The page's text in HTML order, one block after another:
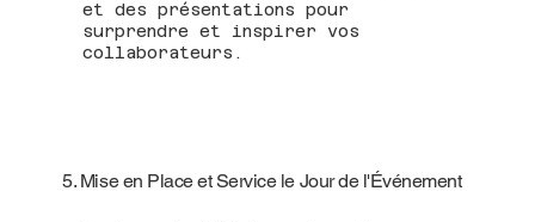
et des présentations pour
surprendre et inspirer vos
collaborateurs.
5. Mise en Place et Service le Jour de l'Événement